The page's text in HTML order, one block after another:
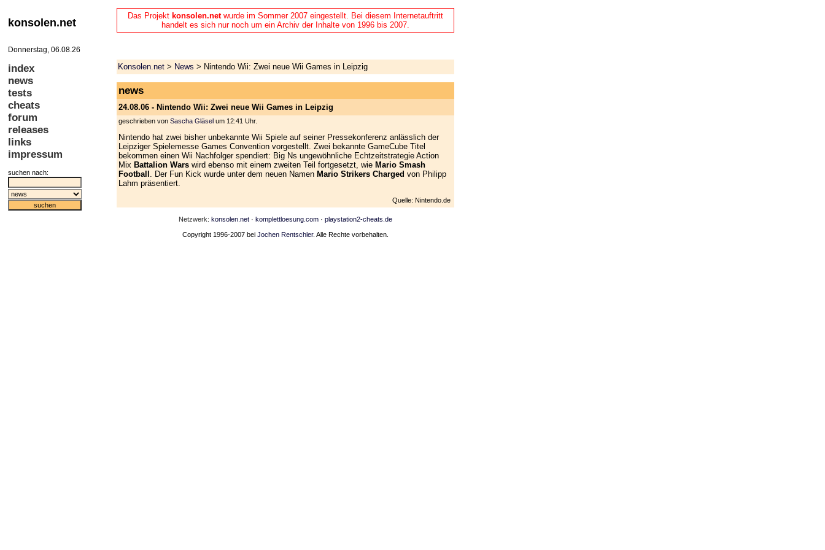
Das Projekt konsolen.netwurde im Sommer 2007 eingestellt. Bei diesem Internetauftritt
handelt es sich nur noch um ein Archiv der Inhalte von 1996 bis 2007.
Konsolen.net > News > Nintendo Wii: Zwei neue Wii Games in Leipzig
news
24.08.06 - Nintendo Wii: Zwei neue Wii Games in Leipzig
geschrieben von Sascha Gläsel um 12:41 Uhr.
Nintendo hat zwei bisher unbekannte Wii Spiele auf seiner Pressekonferenz anlässlich der
Leipziger Spielemesse Games Convention vorgestellt. Zwei bekannte GameCube Titel
bekommen einen Wii Nachfolger spendiert: Big Ns ungewöhnliche Echtzeitstrategie Action
Mix Battalion Wars wird ebenso mit einem zweiten Teil fortgesetzt, wie Mario Smash
Football . Der Fun Kick wurde unter dem neuen Namen Mario Strikers Charged von Philipp
Lahm präsentiert.
Quelle: Nintendo.de
Netzwerk: konsolen.net · komplettloesung.com · playstation2-cheats.de
Copyright 1996-2007 bei Jochen Rentschler. Alle Rechte vorbehalten.
konsolen.net
Donnerstag, 06.08.26
index
news
tests
cheats
forum
releases
links
impressum
suchen nach: